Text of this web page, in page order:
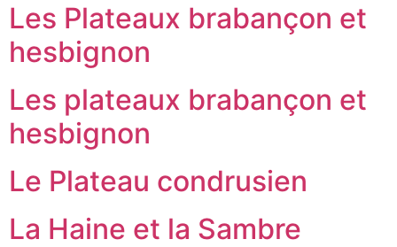
Les Plateaux brabançon et
hesbignon
Les plateaux brabançon et
hesbignon
Le Plateau condrusien
La Haine et la Sambre